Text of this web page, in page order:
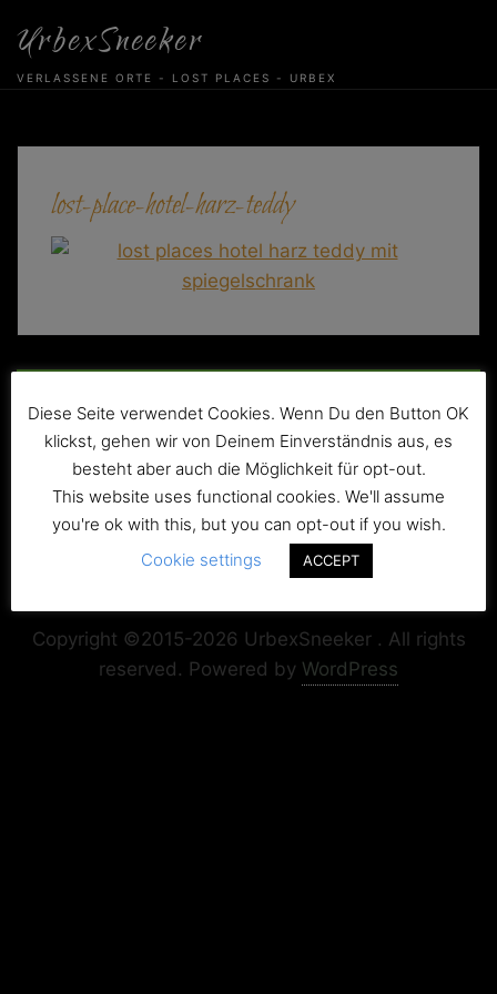
content
UrbexSneeker
VERLASSENE ORTE - LOST PLACES - URBEX
lost-place-hotel-harz-teddy
Copyright ©2015-2026 UrbexSneeker . All rights
reserved. Powered by WordPress
Diese Seite verwendet Cookies. Wenn Du den Button OK
klickst, gehen wir von Deinem Einverständnis aus, es
besteht aber auch die Möglichkeit für opt-out.
This website uses functional cookies. We'll assume
you're ok with this, but you can opt-out if you wish.
Cookie settings
ACCEPT